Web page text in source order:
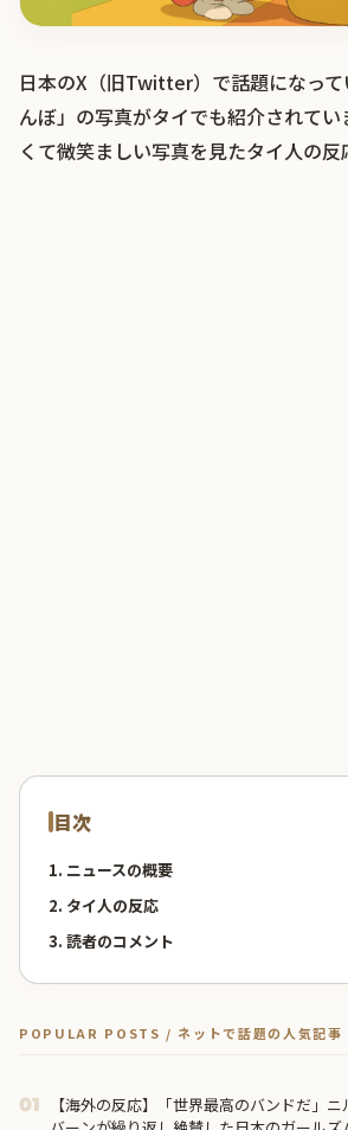
日本のX（旧Twitter）で話題になっ
んぼ」の写真がタイでも紹介されて
くて微笑ましい写真を見たタイ人の反
目次
1. ニュースの概要
2. タイ人の反応
3. 読者のコメント
POPULAR POSTS / ネットで話題の人気記事
01
【海外の反応】「世界最高のバンドだ」